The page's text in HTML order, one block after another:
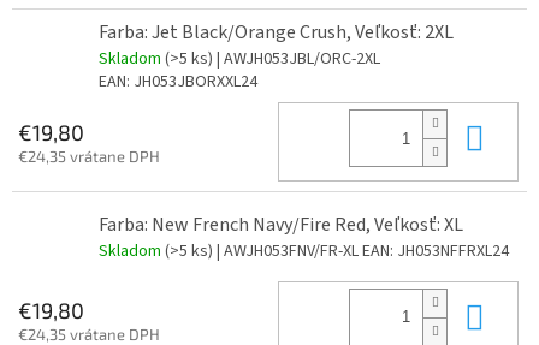
Farba: Jet Black/Orange Crush, Veľkosť: 2XL
Skladom (>5 ks) | AWJH053JBL/ORC-2XL
EAN: JH053JBORXXL24
€19,80
€24,35 vrátane DPH
Farba: New French Navy/Fire Red, Veľkosť: XL
Skladom (>5 ks) | AWJH053FNV/FR-XLEAN: JH053NFFRXL24
€19,80
€24,35 vrátane DPH